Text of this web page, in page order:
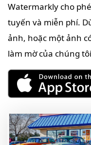
Watermarkly cho
tuyến và miễn phí.
ảnh, hoặc một ảnh
làm mờ của chúng